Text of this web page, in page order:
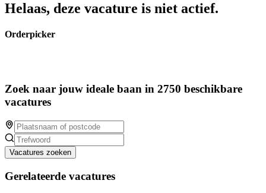
Helaas, deze vacature is niet actief.
Orderpicker
Zoek naar jouw ideale baan in 2750 beschikbare
vacatures
Vacatures zoeken
Gerelateerde vacatures